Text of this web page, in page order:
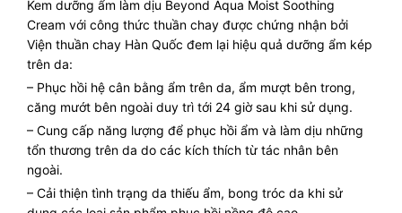
Kem dưỡng ẩm làm dịu Beyond Aqua Moist Soothing
Cream với công thức thuần chay được chứng nhận bởi
Viện thuần chay Hàn Quốc đem lại hiệu quả dưỡng ẩm kép
trên da:
– Phục hồi hệ cân bằng ẩm trên da, ẩm mượt bên trong,
căng mướt bên ngoài duy trì tới 24 giờ sau khi sử dụng.
– Cung cấp năng lượng để phục hồi ẩm và làm dịu những
tổn thương trên da do các kích thích từ tác nhân bên
ngoài.
– Cải thiện tình trạng da thiếu ẩm, bong tróc da khi sử